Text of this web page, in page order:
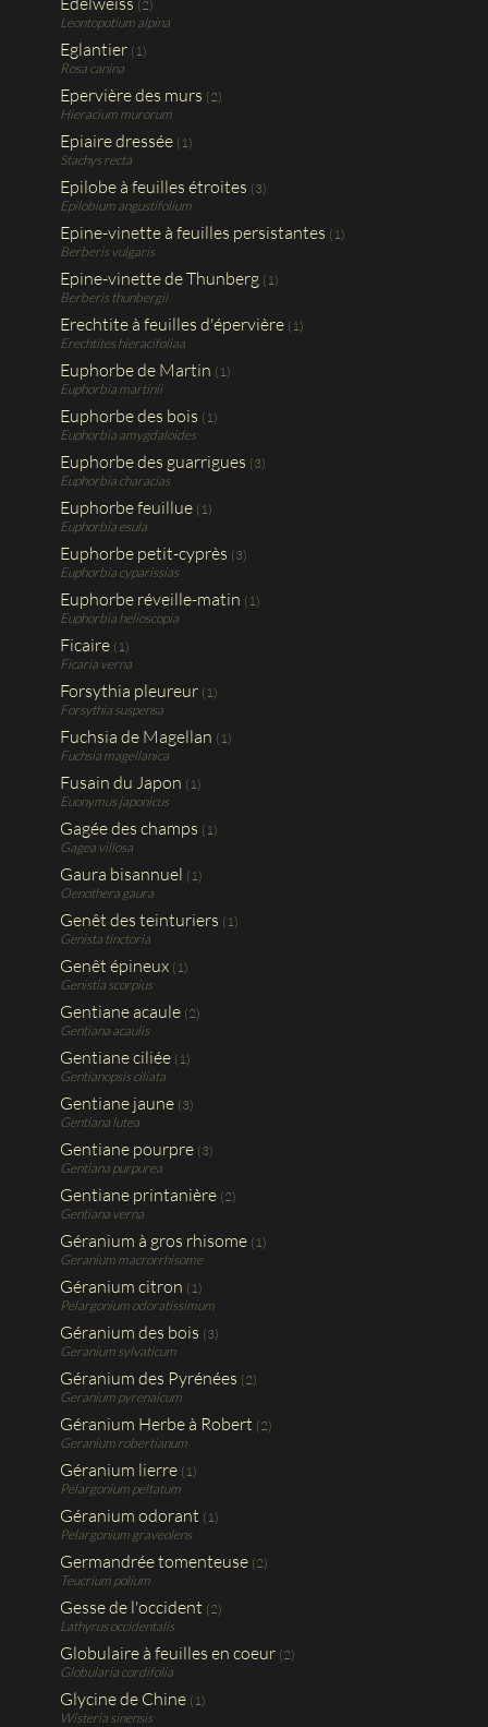
(2)
Leontopotium alpina
Eglantier (1)
Rosa canina
Epervière des murs (2)
Hieracium murorum
Epiaire dressée (1)
Stachys recta
Epilobe à feuilles étroites (3)
Epilobium angustifolium
Epine-vinette à feuilles persistantes (1)
Berberis vulgaris
Epine-vinette de Thunberg (1)
Berberis thunbergii
Erechtite à feuilles d'épervière (1)
Erechtites hieracifoliaa
Euphorbe de Martin (1)
Euphorbia martinii
Euphorbe des bois (1)
Euphorbia amygdaloides
Euphorbe des guarrigues (3)
Euphorbia characias
Euphorbe feuillue (1)
Euphorbia esula
Euphorbe petit-cyprès (3)
Euphorbia cyparissias
Euphorbe réveille-matin (1)
Euphorbia helioscopia
Ficaire (1)
Ficaria verna
Forsythia pleureur (1)
Forsythia suspensa
Fuchsia de Magellan (1)
Fuchsia magellanica
Fusain du Japon (1)
Euonymus japonicus
Gagée des champs (1)
Gagea villosa
Gaura bisannuel (1)
Oenothera gaura
Genêt des teinturiers (1)
Genista tinctoria
Genêt épineux (1)
Genistia scorpius
Gentiane acaule (2)
Gentiana acaulis
Gentiane ciliée (1)
Gentianopsis ciliata
Gentiane jaune (3)
Gentiana lutea
Gentiane pourpre (3)
Gentiana purpurea
Gentiane printanière (2)
Gentiana verna
Géranium à gros rhisome (1)
Geranium macrorrhisome
Géranium citron (1)
Pelargonium odoratissimum
Géranium des bois (3)
Geranium sylvaticum
Géranium des Pyrénées (2)
Geranium pyrenaicum
Géranium Herbe à Robert (2)
Geranium robertianum
Géranium lierre (1)
Pelargonium peltatum
Géranium odorant (1)
Pelargonium graveolens
Germandrée tomenteuse (2)
Teucrium polium
Gesse de l'occident (2)
Lathyrus occidentalis
Globulaire à feuilles en coeur (2)
Globularia cordifolia
Glycine de Chine (1)
Wisteria sinensis